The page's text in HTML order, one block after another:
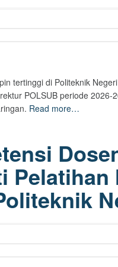
tertinggi di Politeknik
POLSUB periode
Read more…